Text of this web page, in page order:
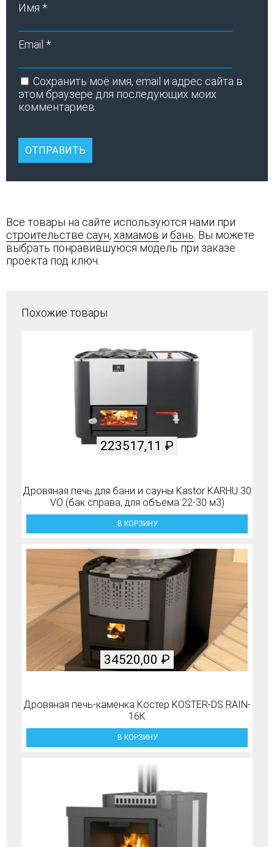
Имя *
Email *
Сохранить моё имя, email и адрес сайта в
этом браузере для последующих моих
комментариев.
Все товары на сайте используются нами при
строительстве саун, хамамов и бань . Вы можете
выбрать понравившуюся модель при заказе
проекта под ключ.
Похожие товары
Дровяная печь для бани и сауны Kastor KARHU 30
VO (бак справа, для объема 22-30 м3)
223517,11 ₽
В КОРЗИНУ
Дровяная печь-каменка Костер KOSTER-DS RAIN-
16К
34520,00 ₽
В КОРЗИНУ